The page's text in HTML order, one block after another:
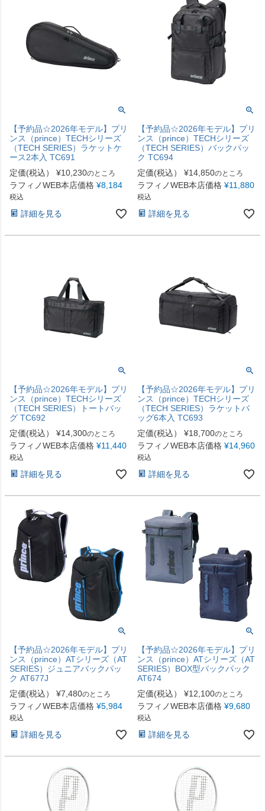
【予約品☆2026年モデル】プリ
ンス（prince）TECHシリーズ
（TECH SERIES）ラケットケ
ース2本入 TC691
定価(税込）
¥10,230のところ
ラフィノWEB本店価格 ¥8,184
税込
詳細を見る
【予約品☆2026年モデル】プリ
ンス（prince）TECHシリーズ
（TECH SERIES）バックパッ
ク TC694
定価(税込）
¥14,850のところ
ラフィノWEB本店価格 ¥11,880
税込
詳細を見る
【予約品☆2026年モデル】プリ
ンス（prince）TECHシリーズ
（TECH SERIES）トートバッ
グ TC692
定価(税込）
¥14,300のところ
ラフィノWEB本店価格 ¥11,440
税込
詳細を見る
【予約品☆2026年モデル】プリ
ンス（prince）TECHシリーズ
（TECH SERIES）ラケットバ
ッグ6本入 TC693
定価(税込）
¥18,700のところ
ラフィノWEB本店価格 ¥14,960
税込
詳細を見る
【予約品☆2026年モデル】プリ
ンス（prince）ATシリーズ（AT
SERIES）ジュニアバックパッ
ク AT677J
定価(税込）
¥7,480のところ
ラフィノWEB本店価格 ¥5,984
税込
詳細を見る
【予約品☆2026年モデル】プリ
ンス（prince）ATシリーズ（AT
SERIES）BOX型バックパック
AT674
定価(税込）
¥12,100のところ
ラフィノWEB本店価格 ¥9,680
税込
詳細を見る